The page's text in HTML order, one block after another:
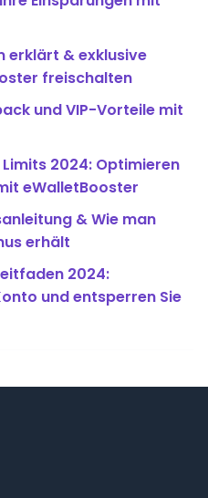
erklärt & exklusive
freischalten
und VIP-Vorteile mit
2024: Optimieren
eWalletBooster
& Wie man
erhält
2024:
und entsperren Sie